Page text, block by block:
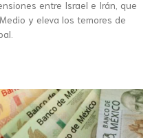
entre Israel e Irán, que
y eleva los temores de